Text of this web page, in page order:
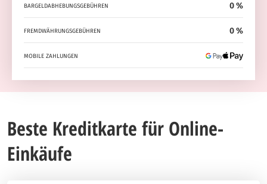
BARGELDABHEBUNGSGEBÜHREN 0 %
FREMDWÄHRUNGSGEBÜHREN 0 %
MOBILE ZAHLUNGEN
Beste Kreditkarte für Online-
Einkäufe